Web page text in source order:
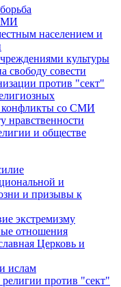
населением и
культуры
свободу совести
против "сект"
конфликты со СМИ
нравственности
и обществе
и
и призывы к
экстремизму
отношения
Церковь и
ислам
против "сект"